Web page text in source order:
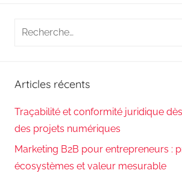
Recherche
Articles récents
Traçabilité et conformité juridique
des projets numériques
Marketing B2B pour entrepreneurs :
écosystèmes et valeur mesurable